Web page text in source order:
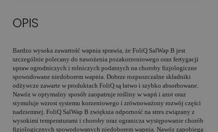
OPIS
Bardzo wysoka zawartość wapnia sprawia, że FoliQ SalWap B jest
szczególnie polecany do nawożenia pozakorzeniowego oraz fertygacji
upraw ogrodniczych i rolniczych podatnych na choroby fizjologiczne
spowodowane niedoborem wapnia. Dobrze rozpuszczalne składniki
odżywcze zawarte w produktach FoliQ są łatwo i szybko absorbowane.
Nawóz w optymalny sposób zaopatruje rośliny w wapń i azot oraz
stymuluje wzrost systemu korzeniowego i zrównoważony rozwój części
nadziemnej. FoliQ SalWap B zwiększa odporność na stres związany z
wysokimi temperaturami i choroby oraz ogranicza występowanie chorób
fizjologicznych spowodowanych niedoborem wapnia. Nawóz zapobiega